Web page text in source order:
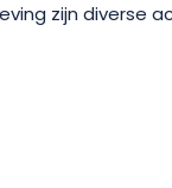
zijn diverse